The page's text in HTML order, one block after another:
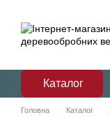
Каталог
Головна Каталог